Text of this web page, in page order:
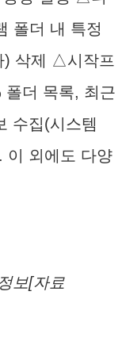
폴더 내 특정
) 삭제 △시작프
폴더 목록, 최근
수집(시스템
이 외에도 다양
보[자료